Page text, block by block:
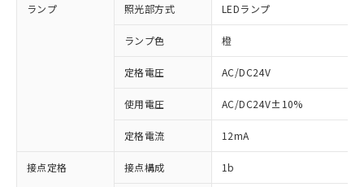
ランプ 照光部方式 LEDランプ
ランプ色 橙
定格電圧 AC/DC24V
使用電圧 AC/DC24V±10%
定格電流 12mA
接点定格 接点構成 1b
※1 対応状況
対応済み：EU RoHS指令（10物質）の
非含有に対応した製品が提供可能な商品で